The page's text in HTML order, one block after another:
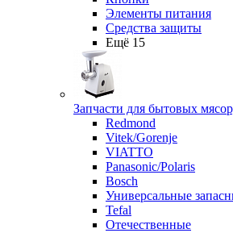
Элементы питания
Средства защиты
Ещё 15
Запчасти для бытовых
Redmond
Vitek/Gorenje
VIATTO
Panasonic/Polaris
Bosch
Универсальные
Tefal
Отечественные